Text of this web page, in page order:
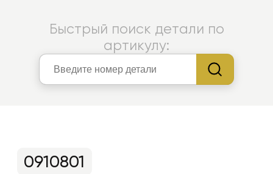
Быстрый поиск детали по
артикулу:
0910801